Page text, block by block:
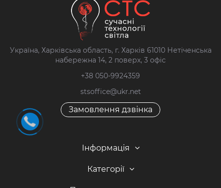
Україна, Харківська область, г. Харків 61010 Нетіченська
набережна 14, 2 поверх, 3 офіс
+38 050-9924359
stsoffice@ukr.net
Замовлення дзвінка
Інформація
Категорії